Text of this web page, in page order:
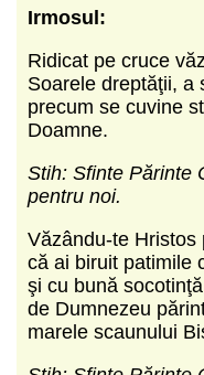
Irmosul:
Ridicat pe cruce
Soarele dreptăţii, a
precum se cuvine
Doamne.
Stih: Sfinte Părinte
pentru noi.
Văzându-te Hristos
că ai biruit patimile
şi cu bună
de Dumnezeu
marele scaunului